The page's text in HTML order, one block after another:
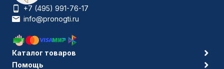
+7 (495) 991-76-17
info@pronogti.ru
Каталог товаров
Помощь